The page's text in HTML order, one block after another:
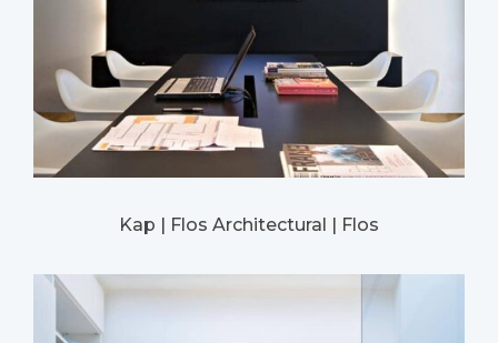
Kap | Flos Architectural | Flos